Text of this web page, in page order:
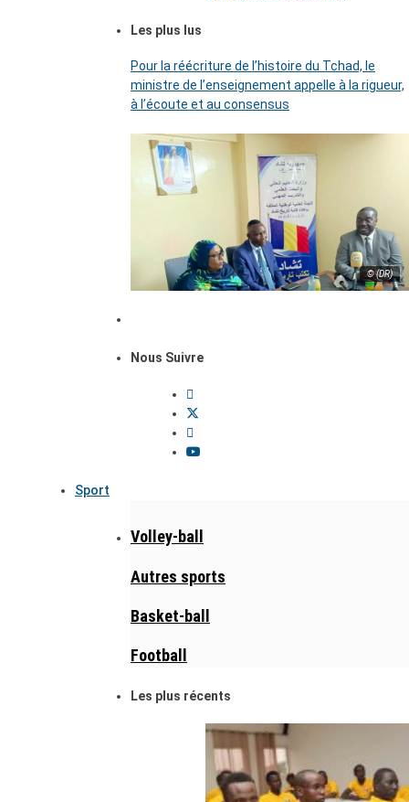
Les plus lus
Pour la réécriture de l’histoire du Tchad, le
ministre de l’enseignement appelle à la rigueur,
à l’écoute et au consensus
© (DR)
Nous Suivre
Sport
Volley-ball
Autres sports
Basket-ball
Football
Les plus récents